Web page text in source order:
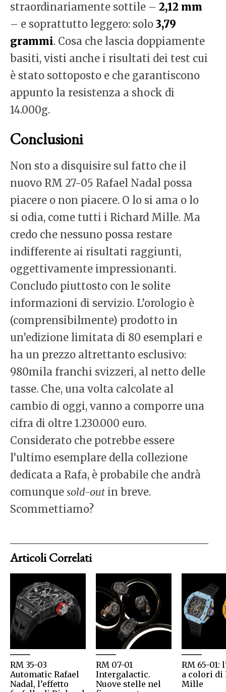
straordinariamente sottile – 2,12 mm
– e soprattutto leggero: solo 3,79
grammi. Cosa che lascia doppiamente
basiti, visti anche i risultati dei test cui
è stato sottoposto e che garantiscono
appunto la resistenza a shock di
14.000g.
Conclusioni
Non sto a disquisire sul fatto che il
nuovo RM 27-05 Rafael Nadal possa
piacere o non piacere. O lo si ama o lo
si odia, come tutti i Richard Mille. Ma
credo che nessuno possa restare
indifferente ai risultati raggiunti,
oggettivamente impressionanti.
Concludo piuttosto con le solite
informazioni di servizio. L’orologio è
(comprensibilmente) prodotto in
un’edizione limitata di 80 esemplari e
ha un prezzo altrettanto esclusivo:
980mila franchi svizzeri, al netto delle
tasse. Che, una volta calcolate al
cambio di oggi, vanno a comporre una
cifra di oltre 1.230.000 euro.
Considerato che potrebbe essere
l’ultimo esemplare della collezione
dedicata a Rafa, è probabile che andrà
comunque sold-out in breve.
Scommettiamo?
Articoli Correlati
RM 35-03
Automatic Rafael
Nadal, l’effetto
RM 07-01
Intergalactic.
Nuove stelle nel
RM 65-01:
a colori di
Mille